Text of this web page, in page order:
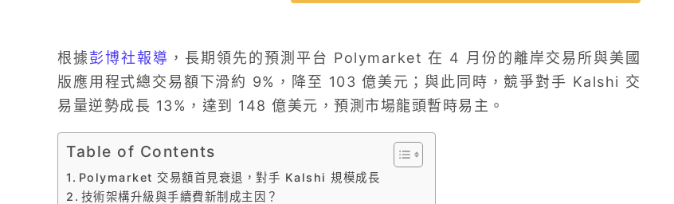
根據彭博社報導 ，長期領先的預測平台 Polymarket 在 4 月份的離岸交易所與美國
版應用程式總交易額下滑約 9%，降至 103 億美元；與此同時，競爭對手 Kalshi 交
易量逆勢成長 13%，達到 148 億美元，預測市場龍頭暫時易主。
Table of Contents
Polymarket 交易額首見衰退，對手 Kalshi 規模成長
技術架構升級與手續費新制成主因？